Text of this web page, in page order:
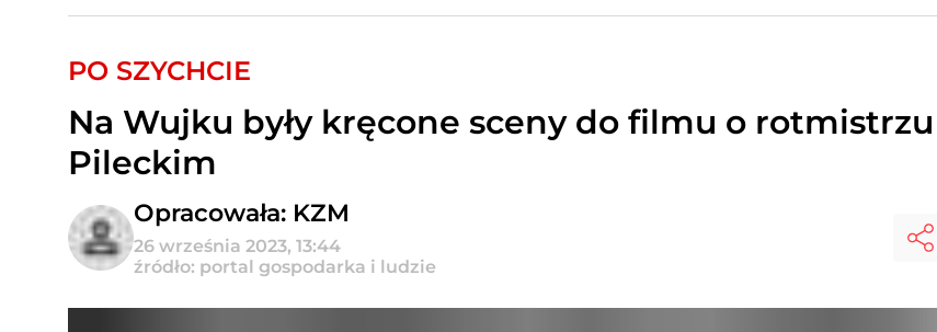
PO SZYCHCIE
Na Wujku były kręcone sceny do filmu o rotmistrzu
Pileckim
Opracowała: KZM
26 września 2023, 13:44
źródło: portal gospodarka i ludzie